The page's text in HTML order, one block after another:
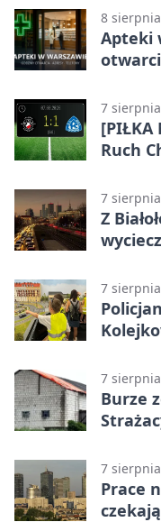
w
8
Apteki
7
[PIŁKA
Ruch
7
Z
7
7
Burze
7
Prace